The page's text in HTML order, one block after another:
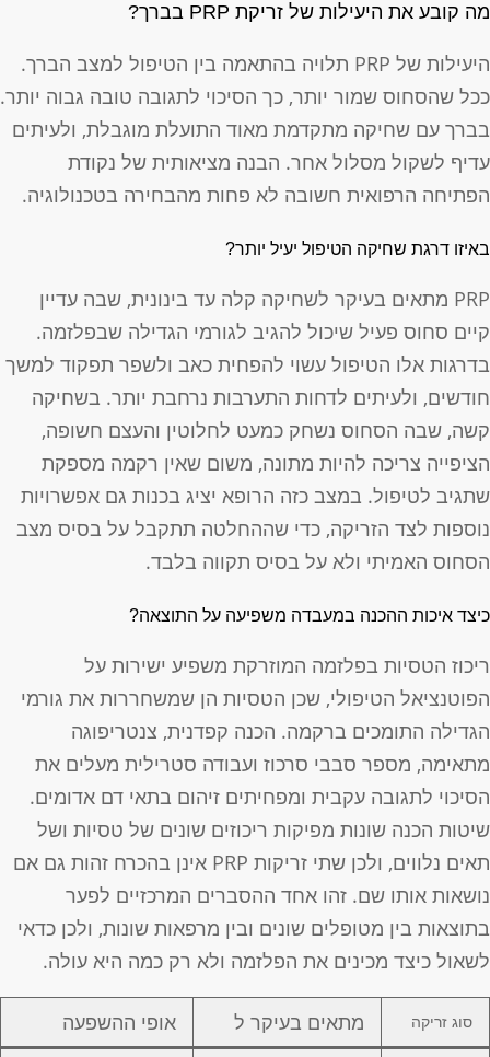
מה קובע את היעילות של זריקת PRP בברך?
היעילות של PRP תלויה בהתאמה בין הטיפול למצב הברך.
ככל שהסחוס שמור יותר, כך הסיכוי לתגובה טובה גבוה יותר.
בברך עם שחיקה מתקדמת מאוד התועלת מוגבלת, ולעיתים
עדיף לשקול מסלול אחר. הבנה מציאותית של נקודת
הפתיחה הרפואית חשובה לא פחות מהבחירה בטכנולוגיה.
באיזו דרגת שחיקה הטיפול יעיל יותר?
PRP מתאים בעיקר לשחיקה קלה עד בינונית, שבה עדיין
קיים סחוס פעיל שיכול להגיב לגורמי הגדילה שבפלזמה.
בדרגות אלו הטיפול עשוי להפחית כאב ולשפר תפקוד למשך
חודשים, ולעיתים לדחות התערבות נרחבת יותר. בשחיקה
קשה, שבה הסחוס נשחק כמעט לחלוטין והעצם חשופה,
הציפייה צריכה להיות מתונה, משום שאין רקמה מספקת
שתגיב לטיפול. במצב כזה הרופא יציג בכנות גם אפשרויות
נוספות לצד הזריקה, כדי שההחלטה תתקבל על בסיס מצב
הסחוס האמיתי ולא על בסיס תקווה בלבד.
כיצד איכות ההכנה במעבדה משפיעה על התוצאה?
ריכוז הטסיות בפלזמה המוזרקת משפיע ישירות על
הפוטנציאל הטיפולי, שכן הטסיות הן שמשחררות את גורמי
הגדילה התומכים ברקמה. הכנה קפדנית, צנטריפוגה
מתאימה, מספר סבבי סרכוז ועבודה סטרילית מעלים את
הסיכוי לתגובה עקבית ומפחיתים זיהום בתאי דם אדומים.
שיטות הכנה שונות מפיקות ריכוזים שונים של טסיות ושל
תאים נלווים, ולכן שתי זריקות PRP אינן בהכרח זהות גם אם
נושאות אותו שם. זהו אחד ההסברים המרכזיים לפער
בתוצאות בין מטופלים שונים ובין מרפאות שונות, ולכן כדאי
לשאול כיצד מכינים את הפלזמה ולא רק כמה היא עולה.
סוג זריקה מתאים בעיקר ל אופי ההשפעה